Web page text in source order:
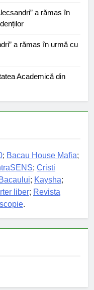
a rămas în
a rămas în urmă cu
Academică din
; Bacau House Mafia;
; Cristi
; Kaysha;
liber; Revista
.